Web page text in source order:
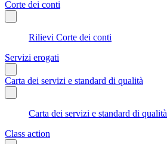
Corte dei conti
Rilievi Corte dei conti
Servizi erogati
Carta dei servizi e standard di qualità
Carta dei servizi e standard di qualità
Class action